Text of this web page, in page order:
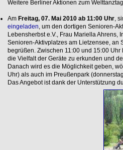
Weitere Berliner Aktionen zum
Am Freitag, 07. Mai 2010 ab 11:00 Uhr,
eingeladen , um den dortigen Senioren-
Lebensherbst e.V., Frau Mariella Ahrens,
Senioren-Aktivplatzes am Lietzensee, an
begrüßen. Zwischen 11:00 und 15:00
die Vielfalt der Geräte zu erkunden und
Danach wird es die Möglichkeit geben,
Uhr) als auch im Preußenpark
Das Angebot ist dank der Unterstützung